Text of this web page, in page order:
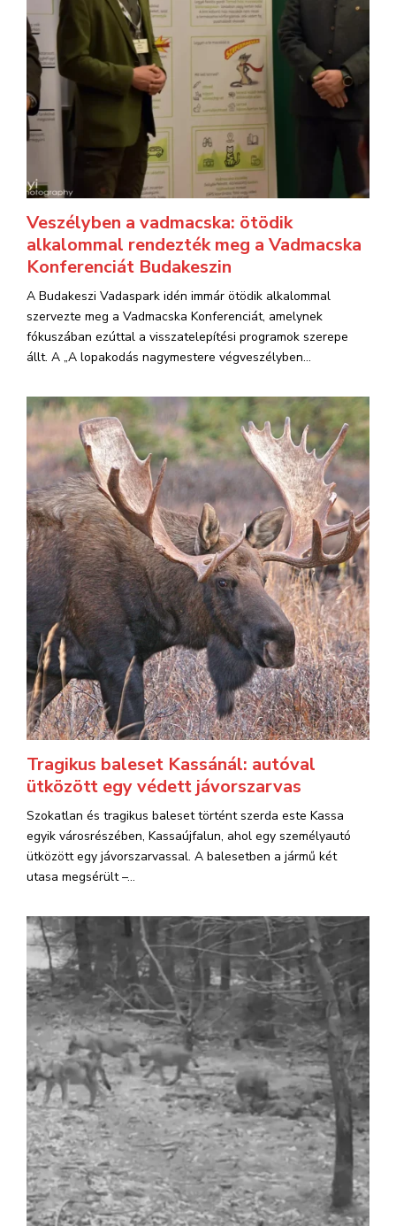
Veszélyben a vadmacska: ötödik
alkalommal rendezték meg a Vadmacska
Konferenciát Budakeszin
A Budakeszi Vadaspark idén immár ötödik alkalommal
szervezte meg a Vadmacska Konferenciát, amelynek
fókuszában ezúttal a visszatelepítési programok szerepe
állt. A „A lopakodás nagymestere végveszélyben...
Tragikus baleset Kassánál: autóval
ütközött egy védett jávorszarvas
Szokatlan és tragikus baleset történt szerda este Kassa
egyik városrészében, Kassaújfalun, ahol egy személyautó
ütközött egy jávorszarvassal. A balesetben a jármű két
utasa megsérült –...